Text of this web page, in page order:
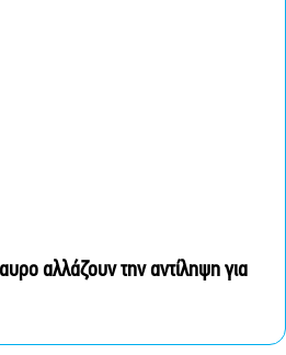
αλλάζουν την αντίληψη για